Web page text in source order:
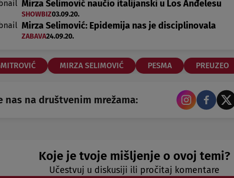
Mirza Selimović naučio italijanski u Los Anđelesu
SHOWBIZ03.09.20.
Mirza Selimović: Epidemija nas je disciplinovala
ZABAVA24.09.20.
MIRZA SELIMOVIĆ PESMA PREUZEO
nas na društvenim mrežama:
Koje je tvoje mišljenje o ovoj temi?
Učestvuj u diskusiji ili pročitaj komentare